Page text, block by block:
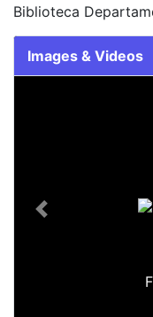
Biblioteca
Images & Videos
Previous